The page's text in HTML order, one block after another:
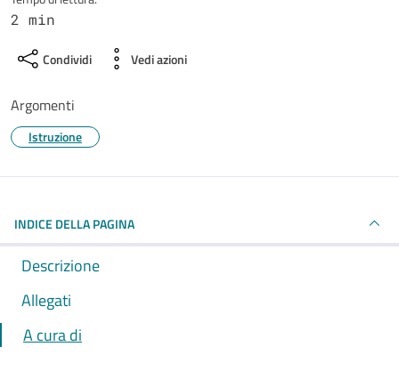
2 min
Condividi Vedi azioni
Argomenti
Istruzione
INDICE DELLA PAGINA
Descrizione
Allegati
A cura di